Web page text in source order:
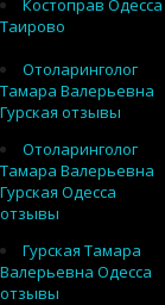
Костоправ Одесса
Таирово
Отоларинголог
Тамара Валерьевна
Гурская отзывы
Отоларинголог
Тамара Валерьевна
Гурская Одесса
отзывы
Гурская Тамара
Валерьевна Одесса
отзывы